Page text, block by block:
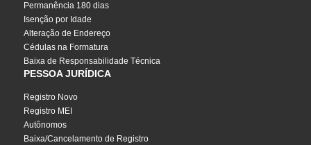
Permanência 180 dias
Isenção por Idade
Alteração de Endereço
Cédulas na Formatura
Baixa de Responsabilidade Técnica
PESSOA JURÍDICA
Registro Novo
Registro MEI
Autônomos
Baixa/Cancelamento de Registro